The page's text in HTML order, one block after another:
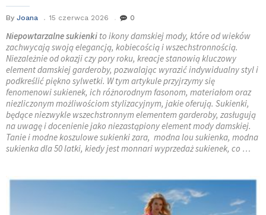
By Joana 15 czerwca 2026 0
Niepowtarzalne sukienki to ikony damskiej mody, które od wieków
zachwycają swoją elegancją, kobiecością i wszechstronnością.
Niezależnie od okazji czy pory roku, kreacje stanowią kluczowy
element damskiej garderoby, pozwalając wyrazić indywidualny styl i
podkreślić piękno sylwetki. W tym artykule przyjrzymy się
fenomenowi sukienek, ich różnorodnym fasonom, materiałom oraz
niezliczonym możliwościom stylizacyjnym, jakie oferują. Sukienki,
będące niezwykle wszechstronnym elementem garderoby, zasługują
na uwagę i docenienie jako niezastąpiony element mody damskiej.
Tanie i modne koszulowe sukienki zara, modna lou sukienka, modna
sukienka dla 50 latki, kiedy jest monnari wyprzedaż sukienek, co …